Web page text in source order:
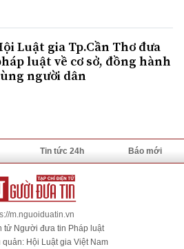
Luật gia Tp.Cần Thơ đưa
luật về cơ sở, đồng hành
người dân
Tin tức 24h Báo mới
m.nguoiduatin.vn
tử Người đưa tin Pháp luật
Hội Luật gia Việt Nam